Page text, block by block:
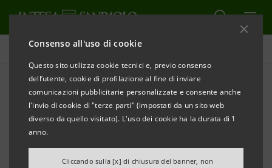
Consenso all'uso di cookie
Questo sito utilizza cookie tecnici e, previo consenso
dell’utente, cookie di profilazione al fine di inviare
comunicazioni pubblicitarie personalizzate e consente anche
l'invio di cookie di "terze parti" (impostati da un sito web
diverso da quello visitato). L'uso dei cookie ha la durata di 1
anno.
Cliccando sulla [x] di chiusura del banner, non
Comunicati stampa
STAMPA AGGIORNA
CARIVE E FIDITURISMO:
ACCORDO PER SOSTENERE IL SETTORE
A Jesolo siglata la nuova convenzione che amplia